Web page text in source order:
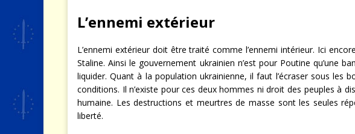
L’ennemi extérieur
L’ennemi extérieur doit être traité comme l’ennemi intérieur. Ici
Staline. Ainsi le gouvernement ukrainien n’est pour Poutine qu’une
liquider. Quant à la population ukrainienne, il faut l’écraser sous les
conditions. Il n’existe pour ces deux hommes ni droit des peuples à
humaine. Les destructions et meurtres de masse sont les seules
liberté.